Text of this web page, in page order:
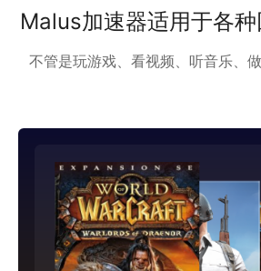
Malus加速器适用于各
不管是玩游戏、看视频、听音乐、